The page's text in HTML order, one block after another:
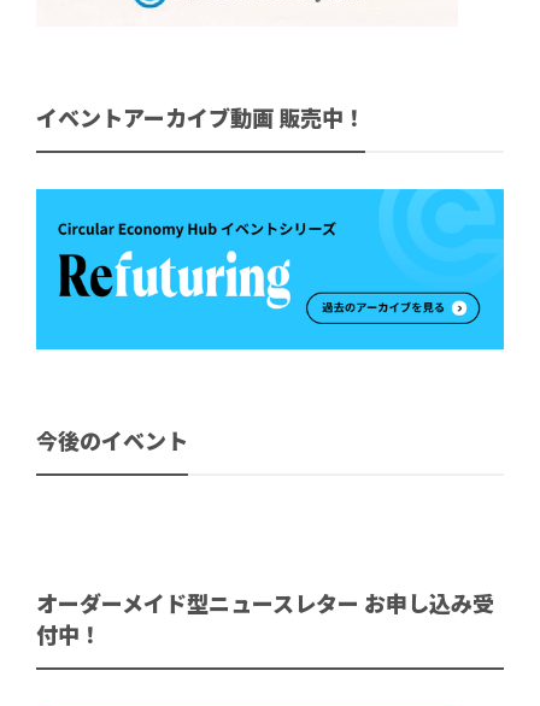
イベントアーカイブ動画 販売中！
今後のイベント
オーダーメイド型ニュースレター お申し込み受
付中！